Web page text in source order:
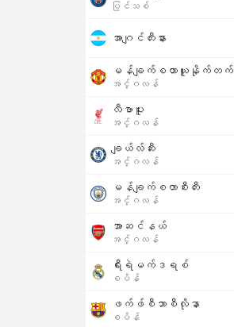
ပြင်သစ်
အာဂျင်တီးနား
မန်ချက်စတာယူနိုက်တက်
အင်္ဂလန်
လီဗာပူး
အင်္ဂလန်
ချယ်လ်ဆီး
အင်္ဂလန်
မန်ချက်စတာစီးတီး
အင်္ဂလန်
အာဆင်နယ်
အင်္ဂလန်
ရီးရဲမက်ဒရစ်
စပိန်
ဖက်ဖ်စီဘာစီလိုနာ
စပိန်